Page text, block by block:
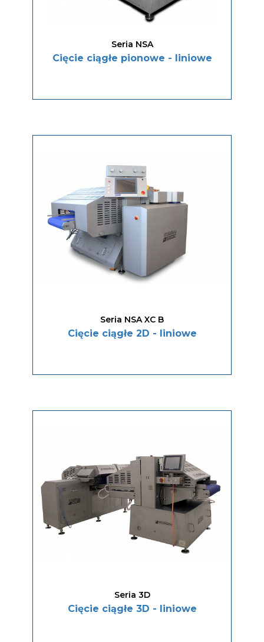
Seria NSA
Cięcie ciągłe pionowe - liniowe
Seria NSA XC B
Cięcie ciągłe 2D - liniowe
Seria 3D
Cięcie ciągłe 3D - liniowe